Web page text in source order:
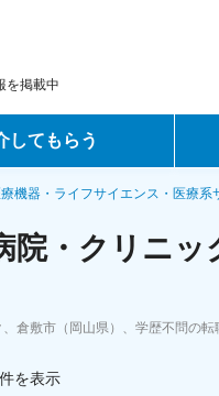
を掲載中
してもらう
ス
トサービス
転
デ
機器・ライフサイエンス・医療系
院・クリニッ
倉敷市（岡山県）、学歴不問の
件を表示